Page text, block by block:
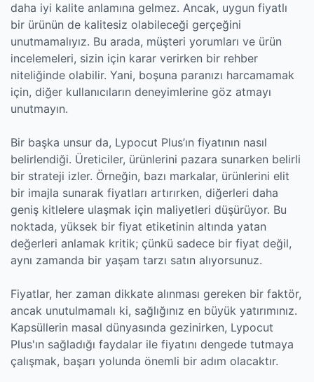
daha iyi kalite anlamına gelmez. Ancak, uygun fiyatlı
bir ürünün de kalitesiz olabileceği gerçeğini
unutmamalıyız. Bu arada, müşteri yorumları ve ürün
incelemeleri, sizin için karar verirken bir rehber
niteliğinde olabilir. Yani, boşuna paranızı harcamamak
için, diğer kullanıcıların deneyimlerine göz atmayı
unutmayın.
Bir başka unsur da, Lypocut Plus’ın fiyatının nasıl
belirlendiği. Üreticiler, ürünlerini pazara sunarken belirli
bir strateji izler. Örneğin, bazı markalar, ürünlerini elit
bir imajla sunarak fiyatları artırırken, diğerleri daha
geniş kitlelere ulaşmak için maliyetleri düşürüyor. Bu
noktada, yüksek bir fiyat etiketinin altında yatan
değerleri anlamak kritik; çünkü sadece bir fiyat değil,
aynı zamanda bir yaşam tarzı satın alıyorsunuz.
Fiyatlar, her zaman dikkate alınması gereken bir faktör,
ancak unutulmamalı ki, sağlığınız en büyük yatırımınız.
Kapsüllerin masal dünyasında gezinirken, Lypocut
Plus'ın sağladığı faydalar ile fiyatını dengede tutmaya
çalışmak, başarı yolunda önemli bir adım olacaktır.